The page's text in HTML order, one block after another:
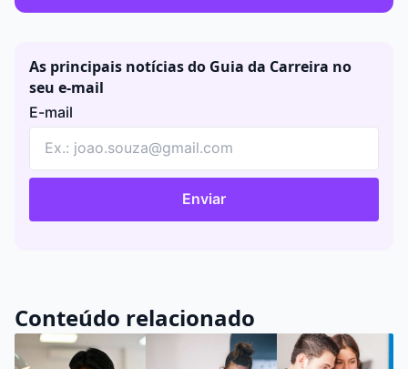
As principais notícias do Guia da Carreira no
seu e-mail
E-mail
Enviar
Conteúdo relacionado